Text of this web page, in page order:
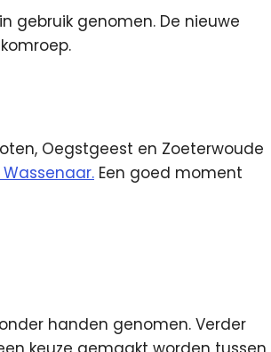
gebruik genomen. De nieuwe
Oegstgeest en Zoeterwoude
Een goed moment
handen genomen. Verder